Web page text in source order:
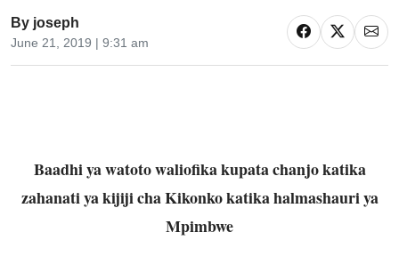
By joseph
June 21, 2019 | 9:31 am
Baadhi ya watoto waliofika kupata chanjo katika
zahanati ya kijiji cha Kikonko katika halmashauri ya
Mpimbwe